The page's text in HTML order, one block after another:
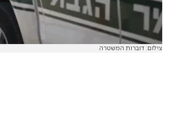
צילום: דוברות המשטרה